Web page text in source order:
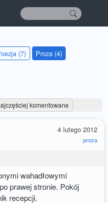
(7)
Proza (4)
komentowane
4 lutego 2012
proza
wahadłowymi
prawej stronie. Pokój
recepcji.